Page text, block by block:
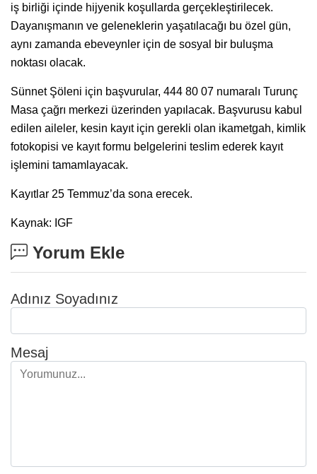
iş birliği içinde hijyenik koşullarda gerçekleştirilecek.
Dayanışmanın ve geleneklerin yaşatılacağı bu özel gün,
aynı zamanda ebeveynler için de sosyal bir buluşma
noktası olacak.
Sünnet Şöleni için başvurular, 444 80 07 numaralı Turunç
Masa çağrı merkezi üzerinden yapılacak. Başvurusu kabul
edilen aileler, kesin kayıt için gerekli olan ikametgah, kimlik
fotokopisi ve kayıt formu belgelerini teslim ederek kayıt
işlemini tamamlayacak.
Kayıtlar 25 Temmuz’da sona erecek.
Kaynak: IGF
Yorum Ekle
Adınız Soyadınız
Mesaj